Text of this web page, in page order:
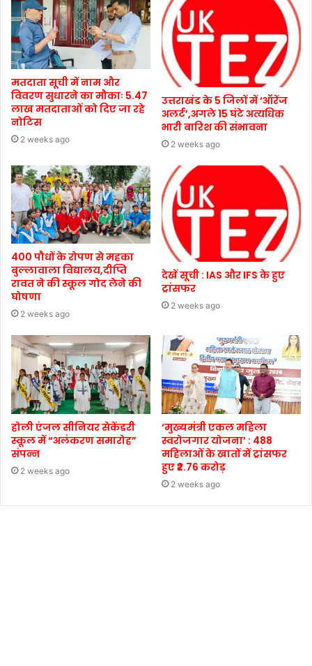
मतदाता सूची में नाम और
विवरण सुधारने का मौकाः 5.47
लाख मतदाताओं को दिए जा रहे
नोटिस
2 weeks ago
उत्तराखंड के 5 जिलों में ‘ऑरेंज
अलर्ट’,अगले 15 घंटे अत्यधिक
भारी बारिश की संभावना
2 weeks ago
400 पौधों के रोपण से महका
बुल्लावाला विद्यालय,दीप्ति
रावत ने की स्कूल गोद लेने की
घोषणा
2 weeks ago
देखें सूची : IAS और IFS के हुए
ट्रांसफर
2 weeks ago
होली एंजल सीनियर सेकेंडरी
स्कूल में “अलंकरण समारोह”
संपन्न
2 weeks ago
‘मुख्यमंत्री एकल महिला
स्वरोजगार योजना’ : 488
महिलाओं के खातों में ट्रांसफर
हुए ₹2.76 करोड़
2 weeks ago